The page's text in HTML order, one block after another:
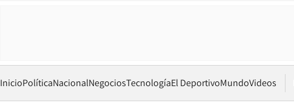
InicioPolíticaNacionalNegociosTecnologíaEl DeportivoMundoVideos